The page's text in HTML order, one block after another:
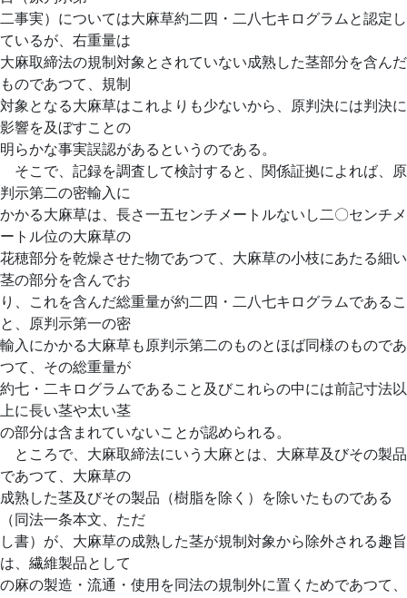
二事実）については大麻草約二四・二八七キログラムと認定し
ているが、右重量は
大麻取締法の規制対象とされていない成熟した茎部分を含んだ
ものであつて、規制
対象となる大麻草はこれよりも少ないから、原判決には判決に
影響を及ぼすことの
明らかな事実誤認があるというのである。
そこで、記録を調査して検討すると、関係証拠によれば、原
判示第二の密輸入に
かかる大麻草は、長さ一五センチメートルないし二〇センチメ
ートル位の大麻草の
花穂部分を乾燥させた物であつて、大麻草の小枝にあたる細い
茎の部分を含んでお
り、これを含んだ総重量が約二四・二八七キログラムであるこ
と、原判示第一の密
輸入にかかる大麻草も原判示第二のものとほば同様のものであ
つて、その総重量が
約七・二キログラムであること及びこれらの中には前記寸法以
上に長い茎や太い茎
の部分は含まれていないことが認められる。
ところで、大麻取締法にいう大麻とは、大麻草及びその製品
であつて、大麻草の
成熟した茎及びその製品（樹脂を除く）を除いたものである
（同法一条本文、ただ
し書）が、大麻草の成熟した茎が規制対象から除外される趣旨
は、繊維製品として
の麻の製造・流通・使用を同法の規制外に置くためであつて、